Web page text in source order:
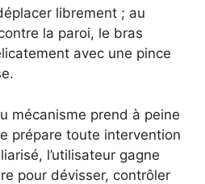
librement ; au
la paroi, le bras
avec une pince
mécanisme prend à peine
prépare toute intervention
l’utilisateur gagne
pour dévisser, contrôler